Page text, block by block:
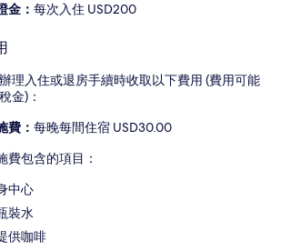
金： 每次入住 USD200
理入住或退房手續時收取以下費用 (費用可能
金)：
費： 每晚每間住宿 USD30.00
費包含的項目：
中心
裝水
供咖啡